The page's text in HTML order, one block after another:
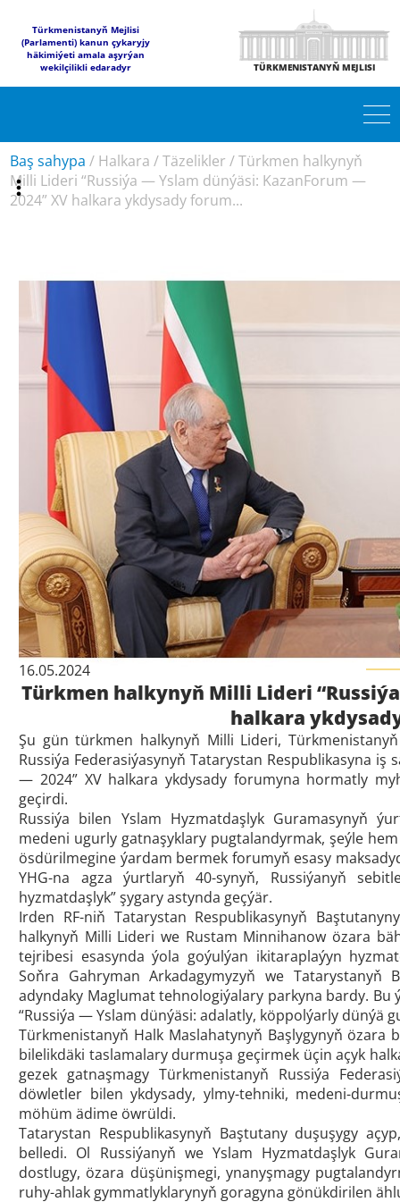
Türkmenistanyň Mejlisi
(Parlamenti) kanun çykaryjy
häkimiýeti amala aşyrýan
wekilçilikli edaradyr
TÜRKMENISTANYŇ MEJLISI
Baş sahypa / Halkara /Täzelikler /Türkmen halkynyň
Milli Lideri “Russiýa — Yslam dünýäsi: KazanForum —
2024” XV halkara ykdysady forum...
16.05.2024
Türkmen halkynyň Milli Lideri
halkara
Şu gün türkmen halkynyň Milli Lideri,
Russiýa Federasiýasynyň Tatarystan Respublikasyna
— 2024” XV halkara ykdysady forumyna hormatly
geçirdi.
Russiýa bilen Yslam Hyzmatdaşlyk Guramasynyň
medeni ugurly gatnaşyklary pugtalandyrmak, şeýle
ösdürilmegine ýardam bermek forumyň esasy
YHG-na agza ýurtlaryň 40-synyň, Russiýanyň
hyzmatdaşlyk” şygary astynda geçýär.
Irden RF-niň Tatarystan Respublikasynyň
halkynyň Milli Lideri we Rustam Minnihanow özara
tejribesi esasynda ýola goýulýan ikitaraplaýyn
Soňra Gahryman Arkadagymyzyň we Tatarystanyň
adyndaky Maglumat tehnologiýalary parkyna bardy.
“Russiýa — Yslam dünýäsi: adalatly, köppolýarly dünýä
Türkmenistanyň Halk Maslahatynyň Başlygynyň
bilelikdäki taslamalary durmuşa geçirmek üçin açyk
gezek gatnaşmagy Türkmenistanyň Russiýa
döwletler bilen ykdysady, ylmy-tehniki, medeni-
möhüm ädime öwrüldi.
Tatarystan Respublikasynyň Baştutany duşuşygy
belledi. Ol Russiýanyň we Yslam Hyzmatdaşlyk
dostlugy, özara düşünişmegi, ynanyşmagy
ruhy-ahlak gymmatlyklarynyň goragyna gönükdirilen